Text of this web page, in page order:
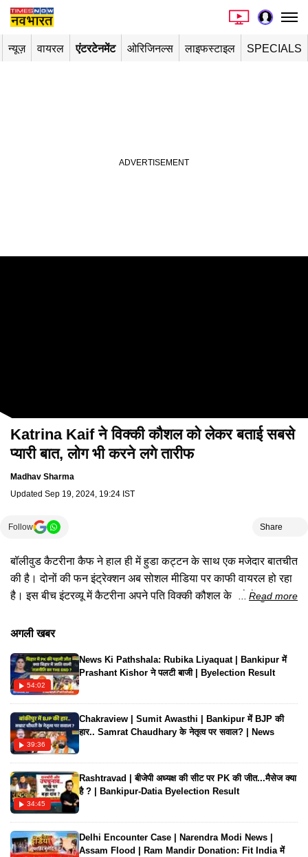
न्यूज़ वायरल एंटरटेनमेंट ओरिजिनल्स लाइफस्टाइल SPECIALS
Katrina Kaif ने विक्की कौशल को लेकर बताई सबसे
प्यारी बात, लोग भी करने लगे तारीफ
Madhav Sharma
Updated Sep 19, 2024, 19:24 IST
Follow Share
बॉलीवुड कैटरीना कैफ ने हाल ही में हुडा कट्टन के साथ एक मजेदार बातचीत
की है। दोनों की फन इंट्रेक्शन अब सोशल मीडिया पर काफी वायरल हो रहा
है। इस बीच इंटरव्यू में कैटरीना अपने पति विक्की कौशल के बारे में कुछ
लेकर इनसिक्योर महसूस करती है तो विक्की उन्हें कैसे संभालते हैं। जब
अधिक जानकारी के लिए यहां इस वीडियो पर नजर डालते हैं।
Read more
अगली खबर
54:02
News Ki Pathshala: Rubika Liyaquat | Bankipur में
Prashant Kishor ने पलटी बाजी | Byelection Result
39:36
Chakraview | Sumit Awasthi | Bankipur में BJP की
हार.. Samrat Chaudhary के नेतृत्व पर सवाल? | News
34:45
Rashtravad | बीजेपी अध्यक्ष की सीट पर PK की जीत...मैसेज क्या
है ? | Bankipur-Datia Byelection Result
Delhi Encounter Case | Narendra Modi News |
Assam Flood | Ram Mandir Donation: Fit India में